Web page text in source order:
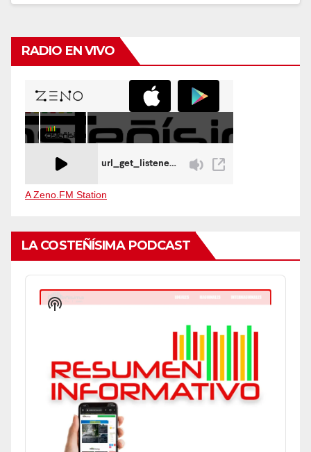
RADIO EN VIVO
A Zeno.FM Station
LA COSTEÑÍSIMA PODCAST
Audio
Player
Show